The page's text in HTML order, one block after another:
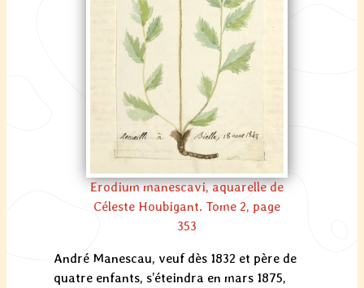
Erodium manescavi, aquarelle de
Céleste Houbigant. Tome 2, page
353
André Manescau, veuf dès 1832 et père de
quatre enfants, s’éteindra en mars 1875,